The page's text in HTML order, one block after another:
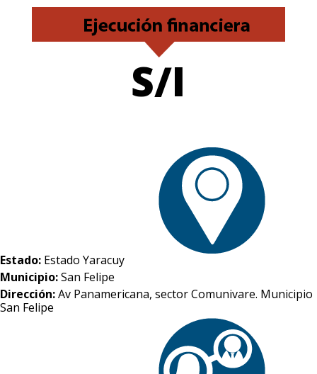
S/I
Estado: Estado Yaracuy
Municipio:San Felipe
Dirección:Av Panamericana, sector Comunivare. Municipio
San Felipe